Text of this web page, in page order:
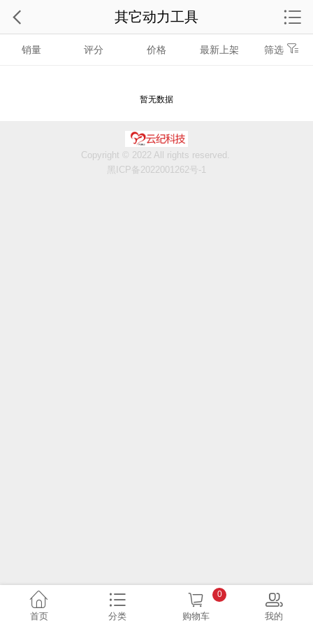
销量 评分 价格 最新上架 筛选
暂无数据
其它动力工具
Copyright © 2022 All rights reserved.
黑ICP备2022001262号-1
首页 分类 购物车
0
我的